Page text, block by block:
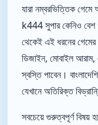
যারা নম্বরভিত্তিক গেমে
k444 সুপার কেনিও বেশ
থেকেই এই ধরনের
ডিজাইন, মোবাইল
স্বস্তি পাবেন।
যেখানে অতিরিক্ত
সবচেয়ে গুরুত্বপূর্ণ বিষয়